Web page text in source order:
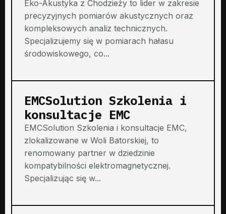
Eko-Akustyka z Chodzieży to lider w zakresie
precyzyjnych pomiarów akustycznych oraz
kompleksowych analiz technicznych.
Specjalizujemy się w pomiarach hałasu
środowiskowego, co...
EMCSolution Szkolenia i
konsultacje EMC
EMCSolution Szkolenia i konsultacje EMC,
zlokalizowane w Woli Batorskiej, to
renomowany partner w dziedzinie
kompatybilności elektromagnetycznej.
Specjalizując się w...